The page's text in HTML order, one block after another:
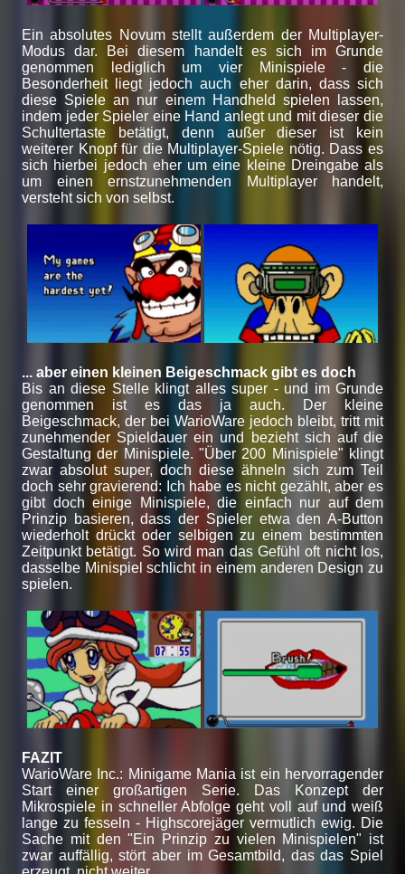
Ein absolutes Novum stellt außerdem der Multiplayer-
Modus dar. Bei diesem handelt es sich im Grunde
genommen lediglich um vier Minispiele - die
Besonderheit liegt jedoch auch eher darin, dass sich
diese Spiele an nur einem Handheld spielen lassen,
indem jeder Spieler eine Hand anlegt und mit dieser die
Schultertaste betätigt, denn außer dieser ist kein
weiterer Knopf für die Multiplayer-Spiele nötig. Dass es
sich hierbei jedoch eher um eine kleine Dreingabe als
um einen ernstzunehmenden Multiplayer handelt,
versteht sich von selbst.
... aber einen kleinen Beigeschmack gibt es doch
Bis an diese Stelle klingt alles super - und im Grunde
genommen ist es das ja auch. Der kleine
Beigeschmack, der bei WarioWare jedoch bleibt, tritt mit
zunehmender Spieldauer ein und bezieht sich auf die
Gestaltung der Minispiele. "Über 200 Minispiele" klingt
zwar absolut super, doch diese ähneln sich zum Teil
doch sehr gravierend: Ich habe es nicht gezählt, aber es
gibt doch einige Minispiele, die einfach nur auf dem
Prinzip basieren, dass der Spieler etwa den A-Button
wiederholt drückt oder selbigen zu einem bestimmten
Zeitpunkt betätigt. So wird man das Gefühl oft nicht los,
dasselbe Minispiel schlicht in einem anderen Design zu
spielen.
FAZIT
WarioWare Inc.: Minigame Mania ist ein hervorragender
Start einer großartigen Serie. Das Konzept der
Mikrospiele in schneller Abfolge geht voll auf und weiß
lange zu fesseln - Highscorejäger vermutlich ewig. Die
Sache mit den "Ein Prinzip zu vielen Minispielen" ist
zwar auffällig, stört aber im Gesamtbild, das das Spiel